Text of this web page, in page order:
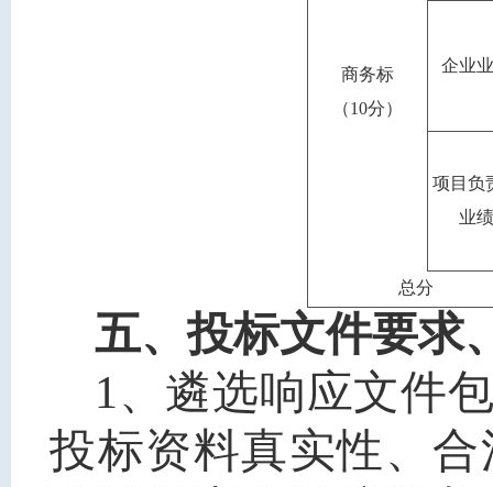
商务标
（10分）
企业
项目负
业绩
总分
五、投标文件要求
1、 遴选响应文件
投标资料真实性、